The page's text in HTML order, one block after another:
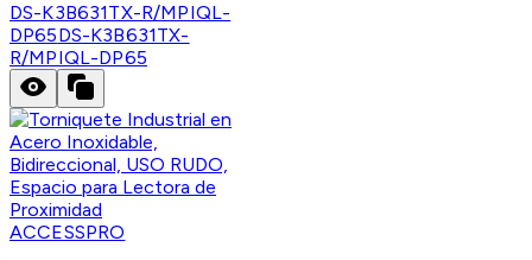
DS-K3B631TX-R/MPIQL-
DP65DS-K3B631TX-
R/MPIQL-DP65
ACCESSPRO